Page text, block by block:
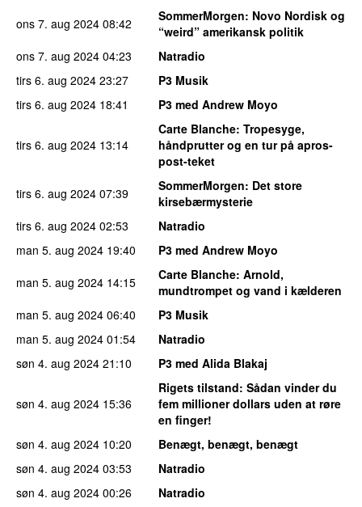
ons 7. aug 2024 08:42 SommerMorgen: Novo Nordisk og
“weird” amerikansk politik
ons 7. aug 2024 04:23
Natradio
tirs 6. aug 2024 23:27
P3 Musik
tirs 6. aug 2024 18:41 P3 med Andrew Moyo
tirs 6. aug 2024 13:14
Carte Blanche: Tropesyge,
håndprutter og en tur på apros-
post-teket
tirs 6. aug 2024 07:39 SommerMorgen: Det store
kirsebærmysterie
tirs 6. aug 2024 02:53
Natradio
man 5. aug 2024 19:40
P3 med Andrew Moyo
man 5. aug 2024 14:15 Carte Blanche: Arnold,
mundtrompet og vand i kælderen
man 5. aug 2024 06:40
P3 Musik
man 5. aug 2024 01:54
Natradio
søn 4. aug 2024 21:10 P3 med Alida Blakaj
søn 4. aug 2024 15:36
Rigets tilstand: Sådan vinder du
fem millioner dollars uden at røre
en finger!
søn 4. aug 2024 10:20
Benægt, benægt, benægt
søn 4. aug 2024 03:53
Natradio
søn 4. aug 2024 00:26
Natradio